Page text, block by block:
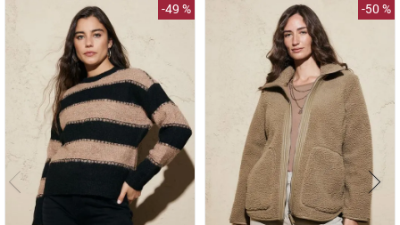
-49 % -50 %